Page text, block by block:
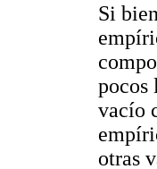
Si
pocos
vacío
otras